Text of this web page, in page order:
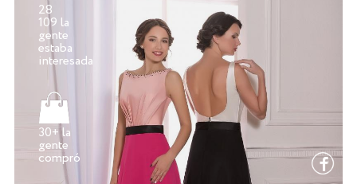
28
109 la
gente
estaba
30+ la
gente